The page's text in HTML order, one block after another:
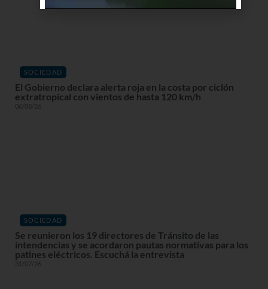
SOCIEDAD
El Gobierno declara alerta roja en la costa por ciclón
extratropical con vientos de hasta 120 km/h
06/08/26
SOCIEDAD
Se reunieron los 19 directores de Tránsito de las
intendencias y se acordaron pautas normativas para los
patines eléctricos. Escuchá la entrevista
31/07/26